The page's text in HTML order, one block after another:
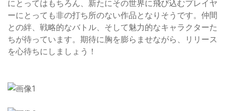
にとってはもちろん、新たにその世界に飛び込むプレイヤ
ーにとっても非の打ち所のない作品となりそうです。仲間
との絆、戦略的なバトル、そして魅力的なキャラクターた
ちが待っています。期待に胸を膨らませながら、リリース
を心待ちにしましょう！